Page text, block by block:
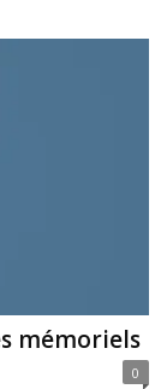
mémoriels
0